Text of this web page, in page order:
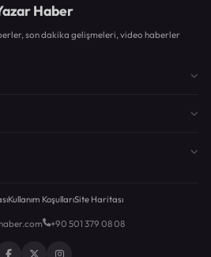
Haber
son dakika gelişmeleri, video haberler
Kullanım KoşullarıSite Haritası
+90 501 379 08 08